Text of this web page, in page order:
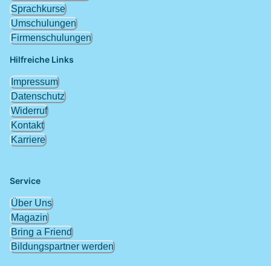
Hilfreiche Links
Impressum
Datenschutz
Widerruf
Kontakt
Karriere
Service
Über Uns
Magazin
Bring a Friend
Bildungspartner werden
Sprachkurse
Umschulungen
Firmenschulungen